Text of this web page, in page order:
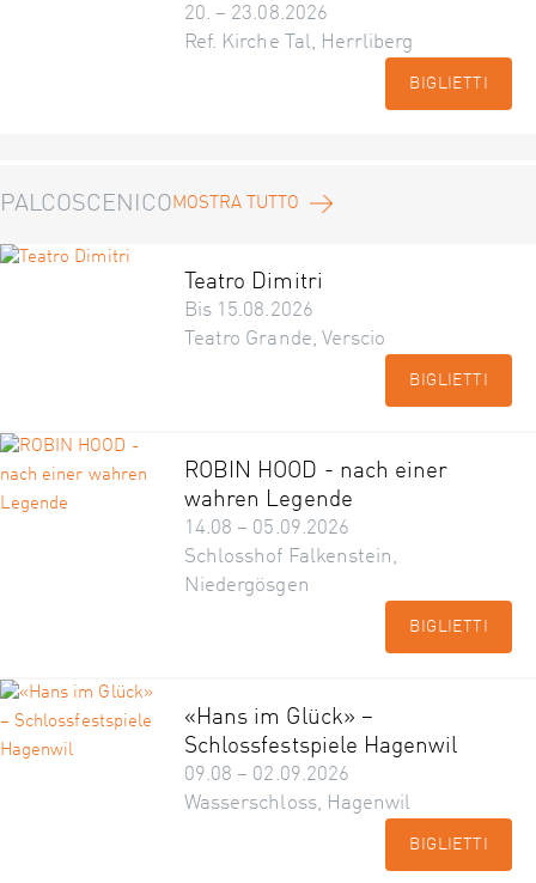
20. – 23.08.2026
Ref. Kirche Tal, Herrliberg
BIGLIETTI
PALCOSCENICOMOSTRA TUTTO
Teatro Dimitri
Bis 15.08.2026
Teatro Grande, Verscio
BIGLIETTI
ROBIN HOOD - nach einer
wahren Legende
14.08 – 05.09.2026
Schlosshof Falkenstein,
Niedergösgen
BIGLIETTI
«Hans im Glück» –
Schlossfestspiele Hagenwil
09.08 – 02.09.2026
Wasserschloss, Hagenwil
BIGLIETTI